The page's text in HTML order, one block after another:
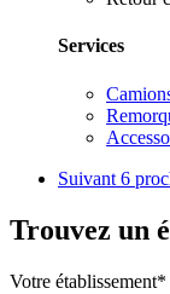
Services
Suivant 6
Trouvez un
Votre établissement*